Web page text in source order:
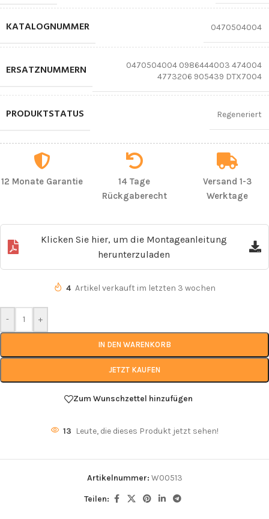
KATALOGNUMMER 0470504004
ERSATZNUMMERN
0470504004 0986444003 474004
4773206 905439 DTX7004
PRODUKTSTATUS Regeneriert
12 Monate Garantie
14 Tage
Rückgaberecht
Versand 1-3
Werktage
Klicken Sie hier, um die Montageanleitung
herunterzuladen
4 Artikel verkauft im letzten 3 wochen
- +
IN DEN WARENKORB
JETZT KAUFEN
Zum Wunschzettel hinzufügen
13 Leute, die dieses Produkt jetzt sehen!
Artikelnummer: W00513
Teilen: